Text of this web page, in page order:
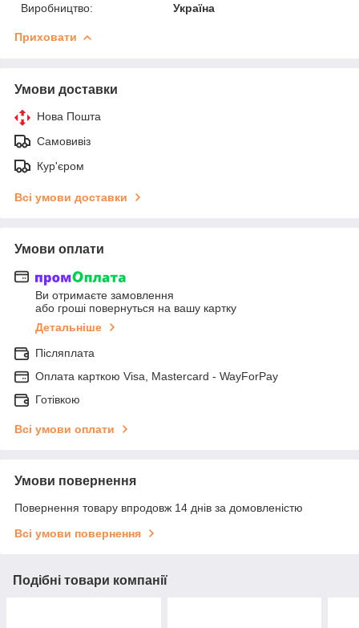
Виробництво:
Україна
Приховати
Умови доставки
Нова Пошта
Самовивіз
Кур'єром
Всі умови доставки
Умови оплати
Ви отримаєте замовлення
або гроші повернуться на вашу картку
Детальніше
Післяплата
Оплата карткою Visa, Mastercard - WayForPay
Готівкою
Всі умови оплати
Умови повернення
Повернення товару впродовж 14 днів за домовленістю
Всі умови повернення
Подібні товари компанії